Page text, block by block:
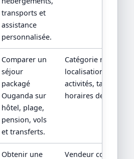
transports et
assistance
personnalisée.
Comparer un
séjour
packagé
Ouganda sur
hôtel, plage,
pension, vols
et transferts.
Catégorie réelle,
localisation,
activités, taxes et
horaires de vols.
Obtenir une Vendeur